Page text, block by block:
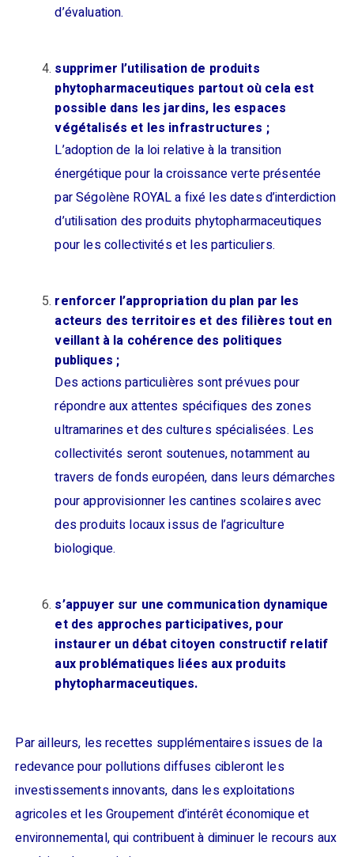
d’évaluation.
supprimer l’utilisation de produits
phytopharmaceutiques partout où cela est
possible dans les jardins, les espaces
végétalisés et les infrastructures ;
L’adoption de la loi relative à la transition
énergétique pour la croissance verte présentée
par Ségolène ROYAL a fixé les dates d’interdiction
d’utilisation des produits phytopharmaceutiques
pour les collectivités et les particuliers.
renforcer l’appropriation du plan par les
acteurs des territoires et des filières tout en
veillant à la cohérence des politiques
publiques ;
Des actions particulières sont prévues pour
répondre aux attentes spécifiques des zones
ultramarines et des cultures spécialisées. Les
collectivités seront soutenues, notamment au
travers de fonds européen, dans leurs démarches
pour approvisionner les cantines scolaires avec
des produits locaux issus de l’agriculture
biologique.
s’appuyer sur une communication dynamique
et des approches participatives, pour
instaurer un débat citoyen constructif relatif
aux problématiques liées aux produits
phytopharmaceutiques.
Par ailleurs, les recettes supplémentaires issues de la
redevance pour pollutions diffuses cibleront les
investissements innovants, dans les exploitations
agricoles et les Groupement d’intérêt économique et
environnemental, qui contribuent à diminuer le recours aux